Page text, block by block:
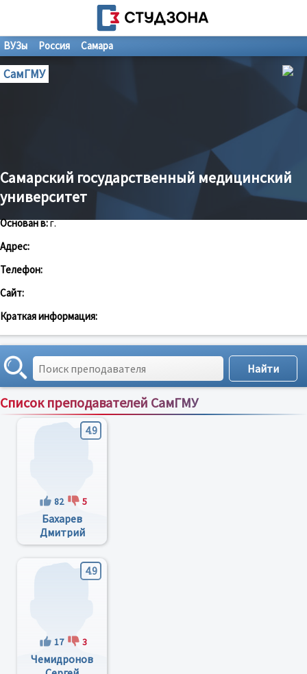
ВУЗы Россия Самара
СамГМУ
Самарский государственный медицинский
университет
Основан в:г.
Адрес:
Телефон:
Сайт:
Краткая информация:
Список преподавателей СамГМУ
Сортировка по:имени;рейтингу;отзывам
4.9
82 5
Бахарев
Дмитрий
Викторович
4.9
17 3
Чемидронов